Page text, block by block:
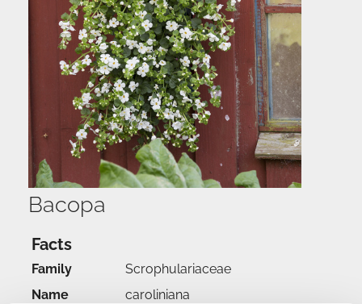
Bacopa
Facts
Family
Scrophulariaceae
Name
caroliniana